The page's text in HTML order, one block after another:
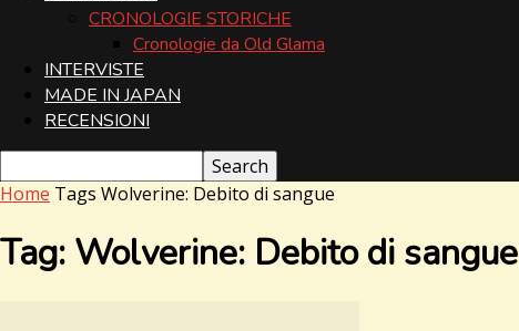
CRONOLOGIE STORICHE
Cronologie da Old Glama
INTERVISTE
MADE IN JAPAN
RECENSIONI
Home Tags Wolverine: Debito di sangue
Tag: Wolverine: Debito di sangue